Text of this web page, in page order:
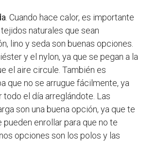
. Cuando hace calor, es importante
tejidos naturales que sean
lino y seda son buenas opciones.
y el nylon, ya que se pegan a la
el aire circule. También es
que no se arrugue fácilmente, ya
todo el día arreglándote. Las
son una buena opción, ya que te
enrollar para que no te
opciones son los polos y las